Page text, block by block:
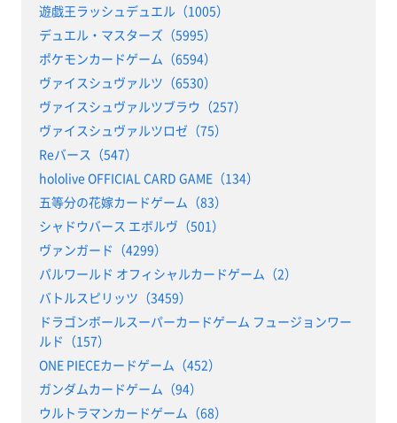
遊戯王ラッシュデュエル（1005）
デュエル・マスターズ（5995）
ポケモンカードゲーム（6594）
ヴァイスシュヴァルツ（6530）
ヴァイスシュヴァルツブラウ（257）
ヴァイスシュヴァルツロゼ（75）
Reバース（547）
hololive OFFICIAL CARD GAME（134）
五等分の花嫁カードゲーム（83）
シャドウバース エボルヴ（501）
ヴァンガード（4299）
パルワールド オフィシャルカードゲーム（2）
バトルスピリッツ（3459）
ドラゴンボールスーパーカードゲーム フュージョンワー
ルド（157）
ONE PIECEカードゲーム（452）
ガンダムカードゲーム（94）
ウルトラマンカードゲーム（68）